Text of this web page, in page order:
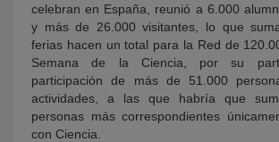
celebran en España, reunió a 6.000
y más de 26.000 visitantes, lo que
ferias hacen un total para la Red de
Semana de la Ciencia, por su
participación de más de 51.000
actividades, a las que habría que
personas más correspondientes
con Ciencia.